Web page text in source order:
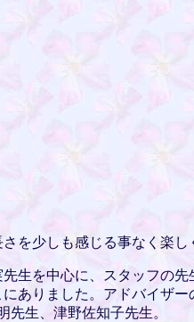
を少しも感じる事なく楽し
生を中心に、スタッフの
ありました。アドバイザ
生、津野佐知子先生。